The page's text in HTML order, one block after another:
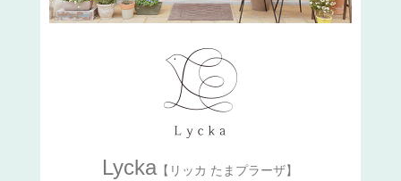
Lycka【リッカ たまプラーザ】